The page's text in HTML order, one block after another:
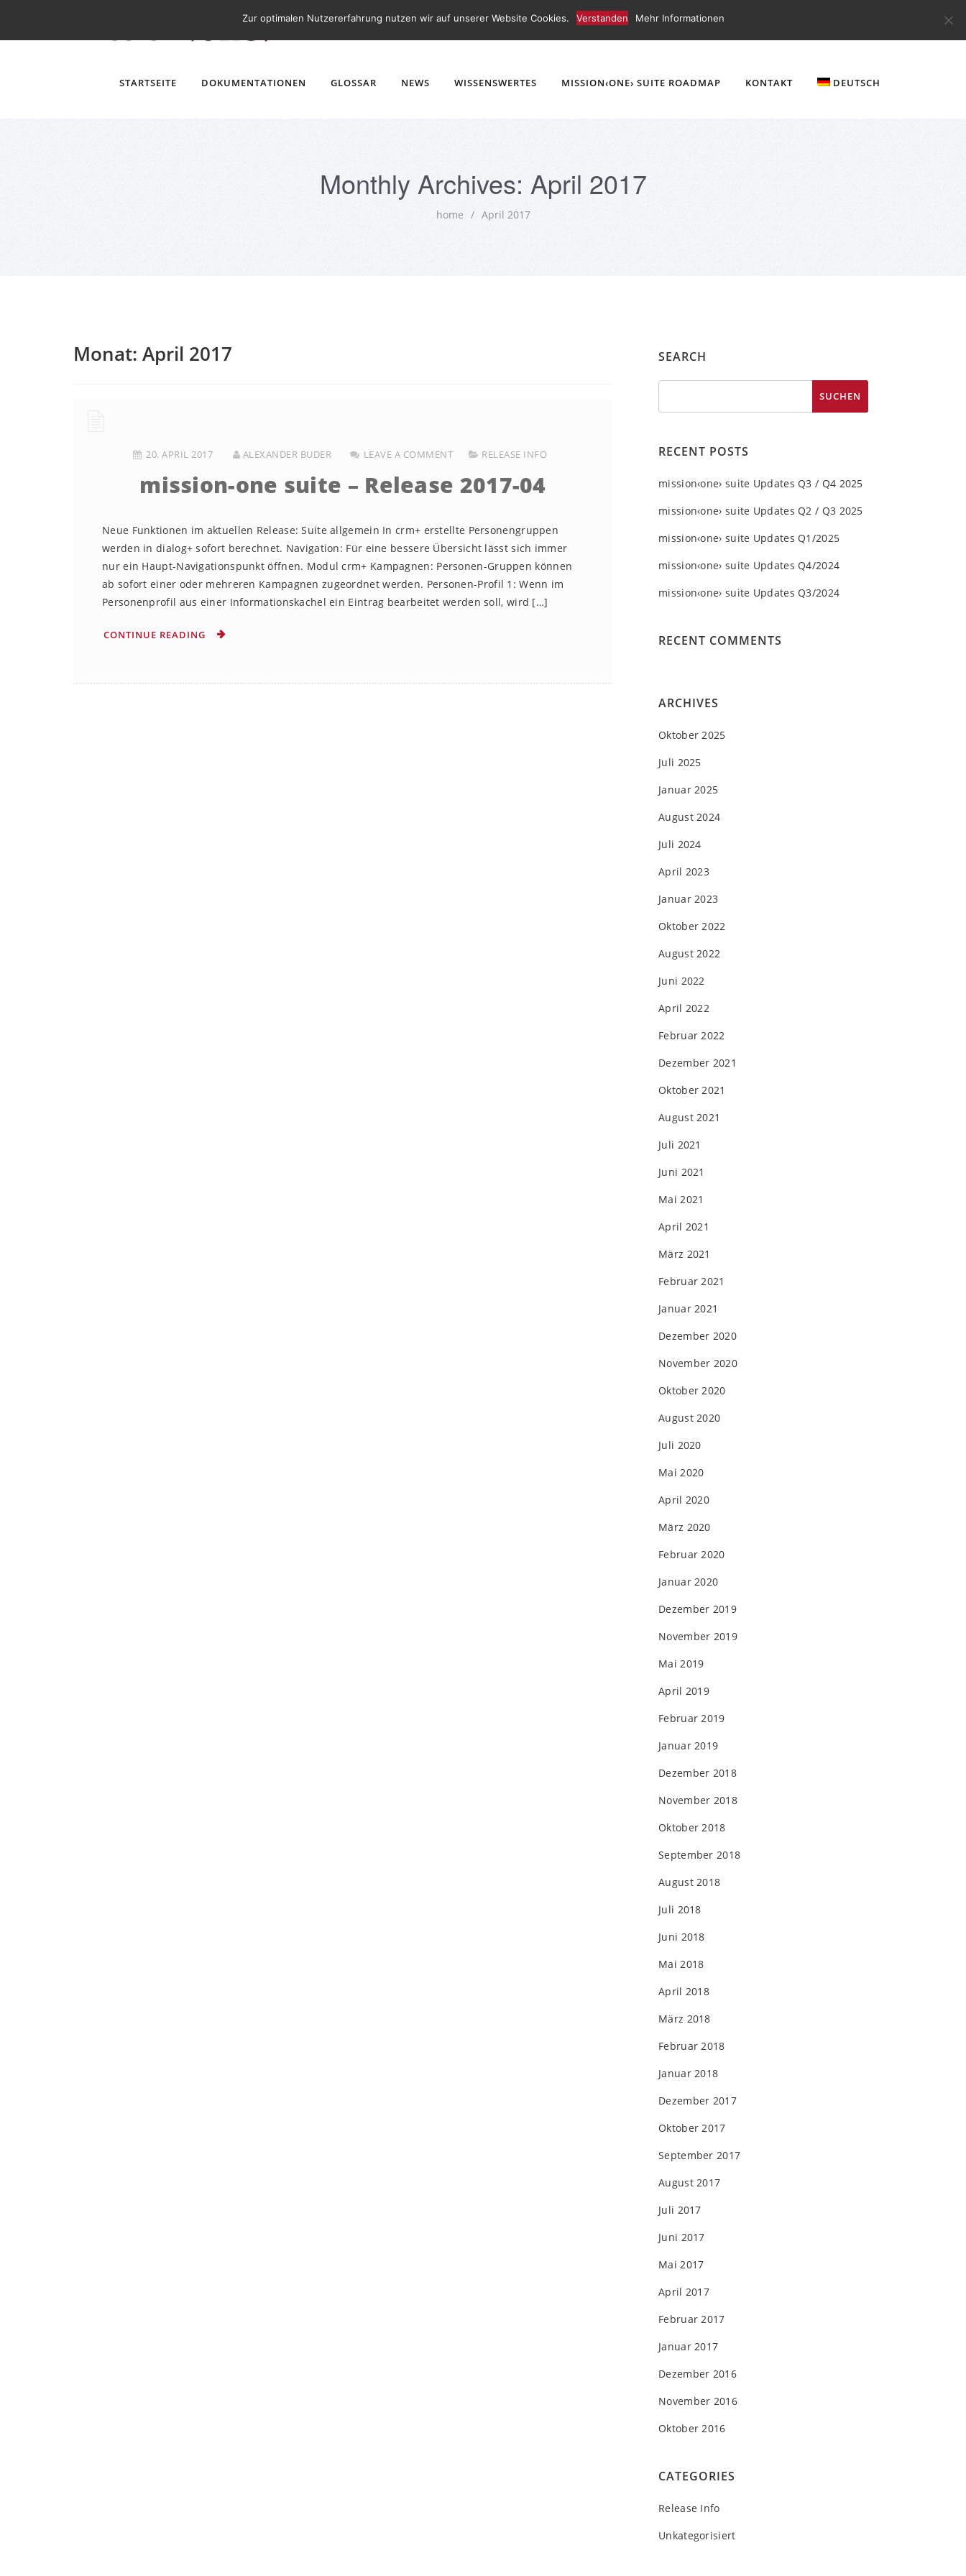
STARTSEITE DOKUMENTATIONEN GLOSSAR NEWS WISSENSWERTES MISSION‹ONE› SUITE ROADMAP KONTAKT DEUTSCH
Monthly Archives: April 2017
home / April 2017
Monat: April 2017
20. APRIL 2017 ALEXANDER BUDER LEAVE A COMMENT RELEASE INFO
mission-one suite – Release 2017-04
Neue Funktionen im aktuellen Release: Suite allgemein In crm+ erstellte Personengruppen
werden in dialog+ sofort berechnet. Navigation: Für eine bessere Übersicht lässt sich immer
nur ein Haupt-Navigationspunkt öffnen. Modul crm+ Kampagnen: Personen-Gruppen können
ab sofort einer oder mehreren Kampagnen zugeordnet werden. Personen-Profil 1: Wenn im
Personenprofil aus einer Informationskachel ein Eintrag bearbeitet werden soll, wird […]
CONTINUE READING
SEARCH
RECENT POSTS
mission‹one› suite Updates Q3 / Q4 2025
mission‹one› suite Updates Q2 / Q3 2025
mission‹one› suite Updates Q1/2025
mission‹one› suite Updates Q4/2024
mission‹one› suite Updates Q3/2024
RECENT COMMENTS
ARCHIVES
Oktober 2025
Juli 2025
Januar 2025
August 2024
Juli 2024
April 2023
Januar 2023
Oktober 2022
August 2022
Juni 2022
April 2022
Februar 2022
Dezember 2021
Oktober 2021
August 2021
Juli 2021
Juni 2021
Mai 2021
April 2021
März 2021
Februar 2021
Januar 2021
Dezember 2020
November 2020
Oktober 2020
August 2020
Juli 2020
Mai 2020
April 2020
März 2020
Februar 2020
Januar 2020
Dezember 2019
November 2019
Mai 2019
April 2019
Februar 2019
Januar 2019
Dezember 2018
November 2018
Oktober 2018
September 2018
August 2018
Juli 2018
Juni 2018
Mai 2018
April 2018
März 2018
Februar 2018
Januar 2018
Dezember 2017
Oktober 2017
September 2017
August 2017
Juli 2017
Juni 2017
Mai 2017
April 2017
Februar 2017
Januar 2017
Dezember 2016
November 2016
Oktober 2016
CATEGORIES
Release Info
Unkategorisiert
Zur optimalen Nutzererfahrung nutzen wir auf unserer Website Cookies. Verstanden Mehr Informationen